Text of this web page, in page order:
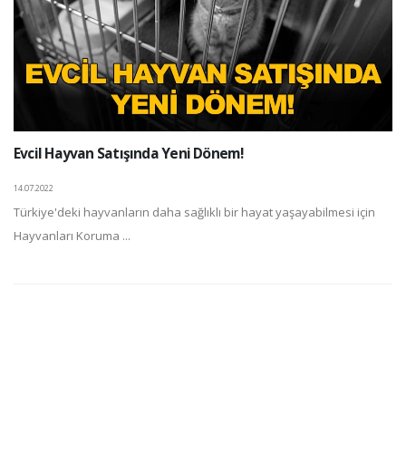
Evcil Hayvan Satışında Yeni Dönem!
14.07.2022
Türkiye'deki hayvanların daha sağlıklı bir hayat yaşayabilmesi için
Hayvanları Koruma ...